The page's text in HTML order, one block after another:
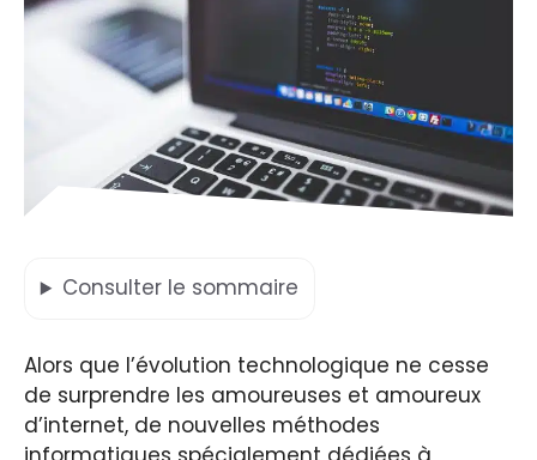
Consulter le sommaire
Alors que l’évolution technologique ne cesse
de surprendre les amoureuses et amoureux
d’internet, de nouvelles méthodes